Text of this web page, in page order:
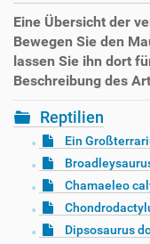
Eine Übersicht der
Bewegen Sie den
lassen Sie ihn dort
Beschreibung des
Reptilien
Ein
Chamaeleo
Dipsosaurus